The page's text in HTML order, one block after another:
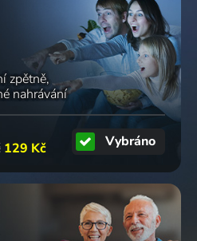
zpětně
nahrávání
129 Kč Vybráno